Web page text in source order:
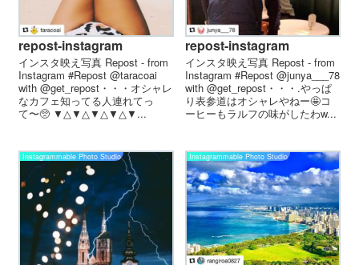
repost-instagram
インスタ映え写真 Repost - from
Instagram #Repost @taracoai
with @get_repost・・・オシャレ
なカフェ知ってる人連れてっ
て〜🥺 ▼△▼△▼△▼△▼...
repost-instagram
インスタ映え写真 Repost - from
Instagram #Repost @junya___78
with @get_repost・・・.やっぱ
り表参道はオシャレやねー🤩コ
ーヒーもラルフの味がしたわw...
Instagrammable Photo Studio Instagrammable Photo Studio